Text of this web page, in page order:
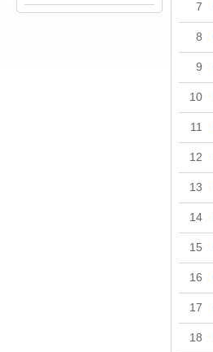
7
8
9
10
11
12
13
14
15
16
17
18